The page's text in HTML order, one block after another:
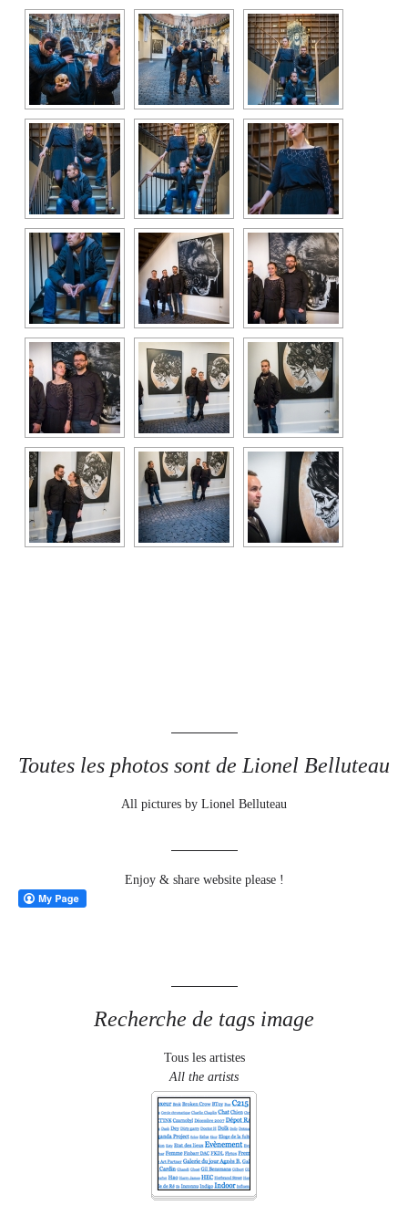
Toutes les photos sont de Lionel Belluteau
All pictures by Lionel Belluteau
Enjoy & share website please !
Recherche de tags image
Tous les artistes
All the artists